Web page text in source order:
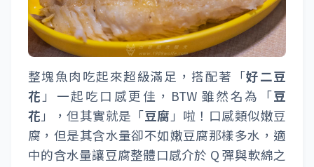
整塊魚肉吃起來超級滿足，搭配著「好二豆
花 」一起吃口感更佳，BTW 雖然名為「豆
花 」，但其實就是「豆腐 」啦！口感類似嫩豆
腐，但是其含水量卻不如嫩豆腐那樣多水，適
中的含水量讓豆腐整體口感介於 Q 彈與軟綿之